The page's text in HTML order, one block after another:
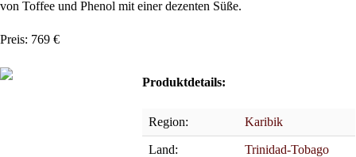
von Toffee und Phenol mit einer dezenten Süße.
Preis: 769 €
Produktdetails:
Region: Karibik
Land: Trinidad-Tobago